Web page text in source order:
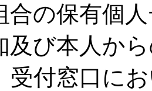
合の保有個
及び本人か
受付窓口に